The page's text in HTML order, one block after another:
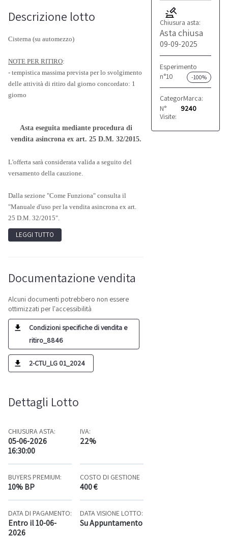
Chiusura asta:
Asta chiusa
09-09-2025
Esperimento
n°10
-100%
Categoria:Marca:
N°
Visite:
9240
Descrizione lotto
Cisterna (su automezzo)
NOTE PER RITIRO:
- tempistica massima prevista per lo svolgimento
delle attività di ritiro dal giorno concordato: 1
giorno
Asta eseguita mediante procedura di
vendita asincrona ex art. 25 D.M. 32/2015.
L'offerta sarà considerata valida a seguito del
versamento della cauzione.
Dalla sezione "Come Funziona" consulta il
"Manuale d'uso per la vendita asincrona ex art.
25 D.M. 32/2015".
LEGGI TUTTO
Documentazione vendita
Alcuni documenti potrebbero non essere
ottimizzati per l'accessibilità
Condizioni specifiche di vendita e
ritiro_8846
2-CTU_LG 01_2024
Dettagli Lotto
CHIUSURA ASTA:
05-06-2026
16:30:00
IVA:
22%
BUYERS PREMIUM:
10% BP
COSTO DI GESTIONE
400 €
DATA DI PAGAMENTO:
Entro il 10-06-
2026
DATA VISIONE LOTTO:
Su Appuntamento